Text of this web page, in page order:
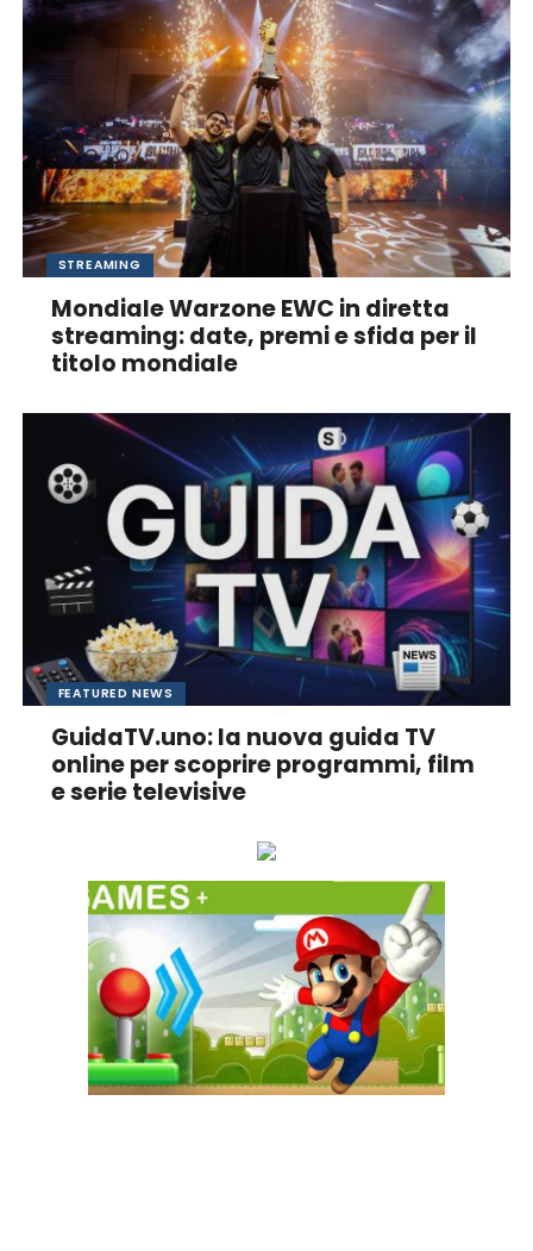
STREAMING
Mondiale Warzone EWC in diretta
streaming: date, premi e sfida per il
titolo mondiale
FEATURED NEWS
GuidaTV.uno: la nuova guida TV
online per scoprire programmi, film
e serie televisive